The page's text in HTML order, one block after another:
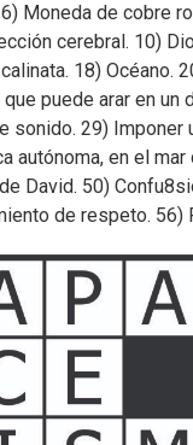
Moneda de cobre
cerebral. 10)
18)
puede arar en un
29) Imponer
autónoma, en el
David. 50)
de respeto.